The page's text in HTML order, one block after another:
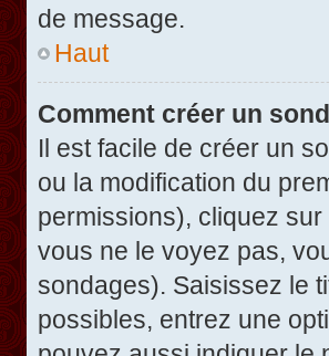
de message.
Haut
Comment créer un
Il est facile de créer un
ou la modification du
permissions), cliquez sur
vous ne le voyez pas,
sondages). Saisissez le
possibles, entrez une